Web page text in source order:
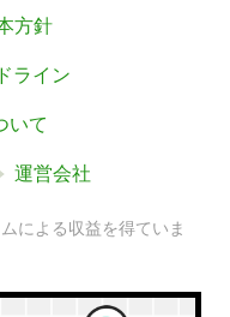
方針
ライン
いて
運営会社
による収益を得ていま